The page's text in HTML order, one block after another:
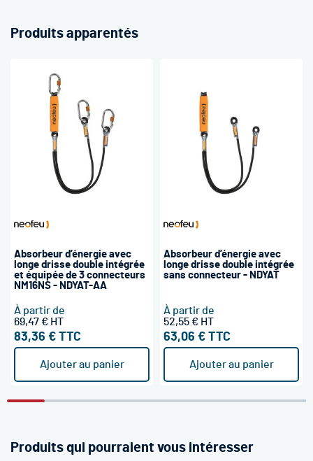
Produits apparentés
Absorbeur d’énergie avec
longe drisse double intégrée
et équipée de 3 connecteurs
NM16NS - NDYAT-AA
À partir de
83,36 €
69,47 €
Ajouter au panier
Absorbeur d’énergie avec
longe drisse double intégrée
sans connecteur - NDYAT
À partir de
63,06 €
52,55 €
Ajouter au panier
Produits qui pourraient vous intéresser